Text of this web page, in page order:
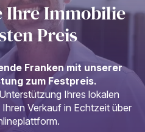
Ihre Immobilie
Preis
Franken mit unserer
zum Festpreis.
Ihres lokalen
Verkauf in Echtzeit über